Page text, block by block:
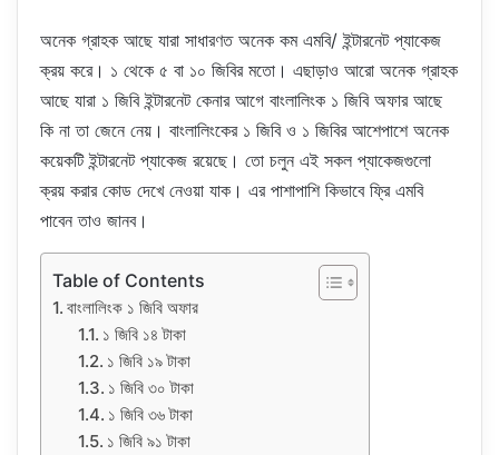
অনেক গ্রাহক আছে যারা সাধারণত অনেক কম এমবি/ ইন্টারনেট প্যাকেজ
ক্রয় করে। ১ থেকে ৫ বা ১০ জিবির মতো। এছাড়াও আরো অনেক গ্রাহক
আছে যারা ১ জিবি ইন্টারনেট কেনার আগে বাংলালিংক ১ জিবি অফার আছে
কি না তা জেনে নেয়। বাংলালিংকের ১ জিবি ও ১ জিবির আশেপাশে অনেক
কয়েকটি ইন্টারনেট প্যাকেজ রয়েছে। তো চলুন এই সকল প্যাকেজগুলো
ক্রয় করার কোড দেখে নেওয়া যাক। এর পাশাপাশি কিভাবে ফ্রি এমবি
পাবেন তাও জানব।
Table of Contents
বাংলালিংক ১ জিবি অফার
১ জিবি ১৪ টাকা
১ জিবি ১৯ টাকা
১ জিবি ৩০ টাকা
১ জিবি ৩৬ টাকা
১ জিবি ৯১ টাকা